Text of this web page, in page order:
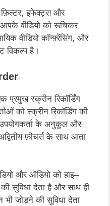
फ़िल्टर,इफेक्ट्स और
आपके वीडियो को रूचिकर
वीडियो कॉन्फ़्रेंसिंग, और
विकल्प है।
प्रमुख स्क्रीन रिकॉर्डिंग
को स्क्रीन रिकॉर्डिंग की
के अनुकूल और
फ़ीचर्स के साथ आता
और ऑडियो को हाइ–
की सुविधा देता है और साथ ही
भी जोड़ने की सुविधादेता